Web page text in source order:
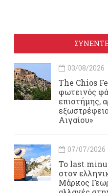
03/08/2026
Τhe Chios
φωτεινός
επιστήμης,
Αιγαίου»
07/07/2026
Το last
στον
Μάρκος